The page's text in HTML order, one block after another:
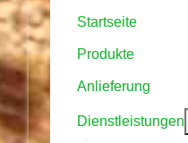
Startseite
Produkte
Anlieferung
Dienstleistungen